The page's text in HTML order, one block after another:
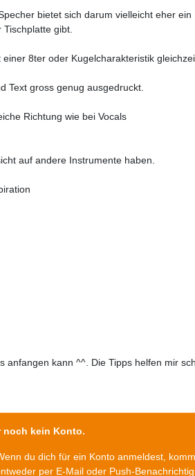
bietet sich darum vielleicht eher ein
gibt.
8ter oder Kugelcharakteristik
Text gross genug ausgedruckt.
Richtung wie bei Vocals
auf andere Instrumente haben.
anfangen kann ^^. Die Tipps helfen mir
noch kein Konto.
du dich für ein Konto anmeldest,
per E-Mail oder Push-